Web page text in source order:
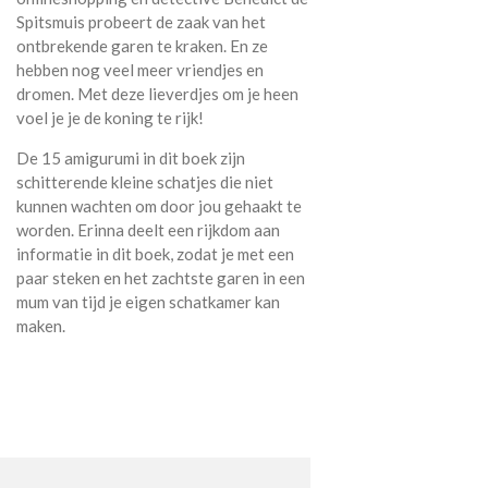
Spitsmuis probeert de zaak van het
ontbrekende garen te kraken. En ze
hebben nog veel meer vriendjes en
dromen. Met deze lieverdjes om je heen
voel je je de koning te rijk!
De 15 amigurumi in dit boek zijn
schitterende kleine schatjes die niet
kunnen wachten om door jou gehaakt te
worden. Erinna deelt een rijkdom aan
informatie in dit boek, zodat je met een
paar steken en het zachtste garen in een
mum van tijd je eigen schatkamer kan
maken.